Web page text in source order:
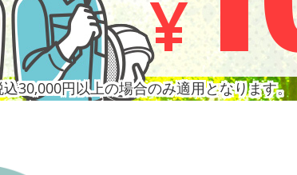
¥
30,000円以上の場合のみ適用となります。